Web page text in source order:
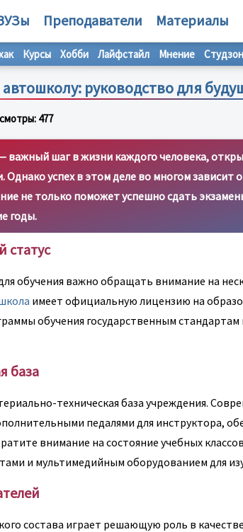
Преподаватели Материалы
руководство для
477
Курсы Хобби Лайфстайл Мнение
важный шаг в жизни каждого человека,
Однако успех в этом деле во многом зависит
не только поможет успешно сдать
годы.
обучения важно обращать внимание на
имеет официальную лицензию на
обучения государственным
база
техническая база учреждения.
педалями для инструктора,
внимание на состояние учебных
и мультимедийным оборудованием для
состава играет решающую роль в